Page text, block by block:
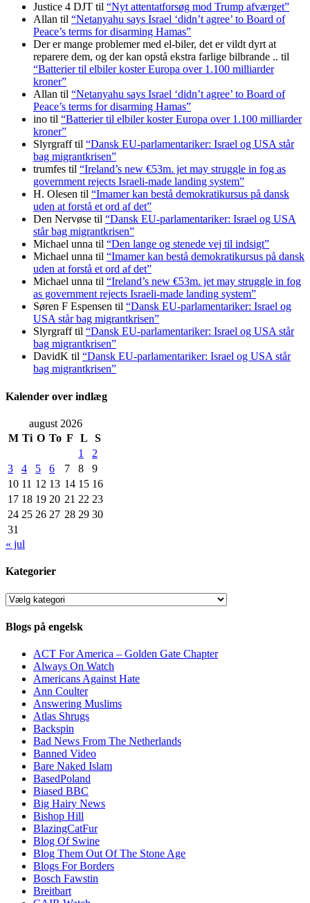
Justice 4 DJT til “Nyt attentatforsøg mod Trump afværget”
Allan til “Netanyahu says Israel ‘didn’t agree’ to Board of
Peace’s terms for disarming Hamas”
Der er mange problemer med el-biler, det er vildt dyrt at
reparere dem, og der kan opstå ekstra farlige bilbrande .. til
“Batterier til elbiler koster Europa over 1.100 milliarder
kroner”
Allan til “Netanyahu says Israel ‘didn’t agree’ to Board of
Peace’s terms for disarming Hamas”
ino til “Batterier til elbiler koster Europa over 1.100 milliarder
kroner”
Slyrgrafftil “Dansk EU-parlamentariker: Israel og USA står
bag migrantkrisen”
trumfes til “Ireland’s new €53m. jet may struggle in fog as
government rejects Israeli-made landing system”
H. Olesen til “Imamer kan bestå demokratikursus på dansk
uden at forstå et ord af det”
Den Nervøse til “Dansk EU-parlamentariker: Israel og USA
står bag migrantkrisen”
Michael unna til “Den lange og stenede vej til indsigt”
Michael unna til “Imamer kan bestå demokratikursus på dansk
uden at forstå et ord af det”
Michael unna til “Ireland’s new €53m. jet may struggle in fog
as government rejects Israeli-made landing system”
Søren F Espensen til “Dansk EU-parlamentariker: Israel og
USA står bag migrantkrisen”
Slyrgrafftil “Dansk EU-parlamentariker: Israel og USA står
bag migrantkrisen”
DavidK til “Dansk EU-parlamentariker: Israel og USA står
bag migrantkrisen”
Kalender over indlæg
august 2026
M Ti O To F L
S
1
2
3
4 5 6 7 8
9
10 11 12 13 14 15 16
17 18 19 20 21 22 23
24 25 26 27 28 29 30
31
« jul
Kategorier
Kategorier
Blogs på engelsk
ACT For America – Golden Gate Chapter
Always On Watch
Americans Against Hate
Ann Coulter
Answering Muslims
Atlas Shrugs
Backspin
Bad News From The Netherlands
Banned Video
Bare Naked Islam
BasedPoland
Biased BBC
Big Hairy News
Bishop Hill
BlazingCatFur
Blog Of Swine
Blog Them Out Of The Stone Age
Blogs For Borders
Bosch Fawstin
Breitbart